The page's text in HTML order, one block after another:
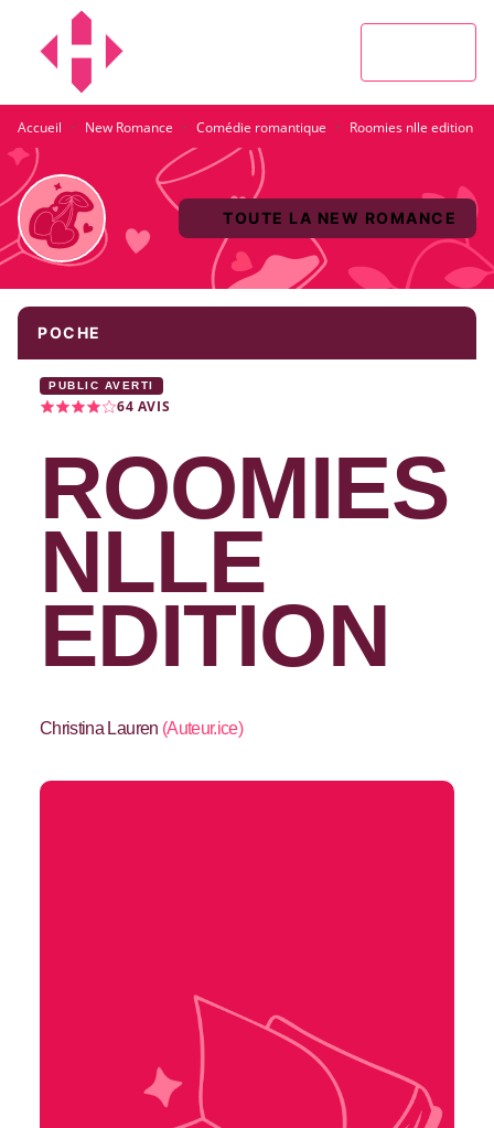
MENU
Accueil · New Romance · Comédie romantique · Roomies nlle edition
TOUTE LA NEW ROMANCE
POCHE
PUBLIC AVERTI
64 AVIS
ROOMIES
NLLE
EDITION
Christina Lauren (Auteur.ice)